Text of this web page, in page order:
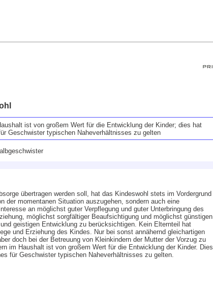
ist von großem Wert für die Entwicklung der Kinder; dies hat
Geschwister typischen Naheverhältnisses zu gelten
übertragen werden soll, hat das Kindeswohl stets im Vordergrund
momentanen Situation auszugehen, sondern auch eine
an möglichst guter Verpflegung und guter Unterbringung des
möglichst sorgfältiger Beaufsichtigung und möglichst günstigen
geistigen Entwicklung zu berücksichtigen. Kein Elternteil hat
und Erziehung des Kindes. Nur bei sonst annähernd gleichartigen
doch bei der Betreuung von Kleinkindern der Mutter der Vorzug zu
im Haushalt ist von großem Wert für die Entwicklung der Kinder. Dies
für Geschwister typischen Naheverhältnisses zu gelten.